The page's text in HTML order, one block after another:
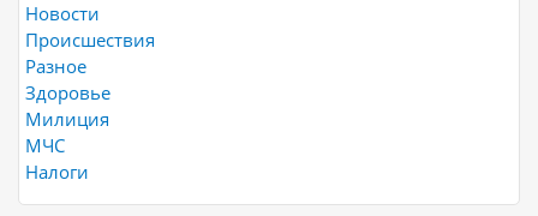
Новости
Происшествия
Разное
Здоровье
Милиция
МЧС
Налоги